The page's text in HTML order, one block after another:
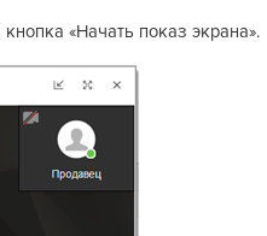
«Начать показ экрана».